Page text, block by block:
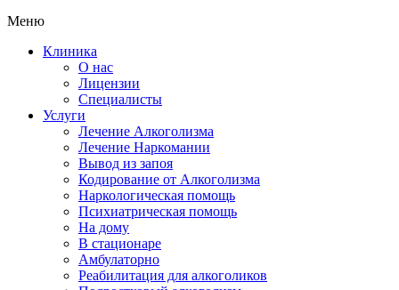
Меню
Клиника
О нас
Лицензии
Специалисты
Услуги
Лечение Алкоголизма
Лечение Наркомании
Вывод из запоя
Кодирование от Алкоголизма
Наркологическая помощь
Психиатрическая помощь
На дому
В стационаре
Амбулаторно
Реабилитация для алкоголиков